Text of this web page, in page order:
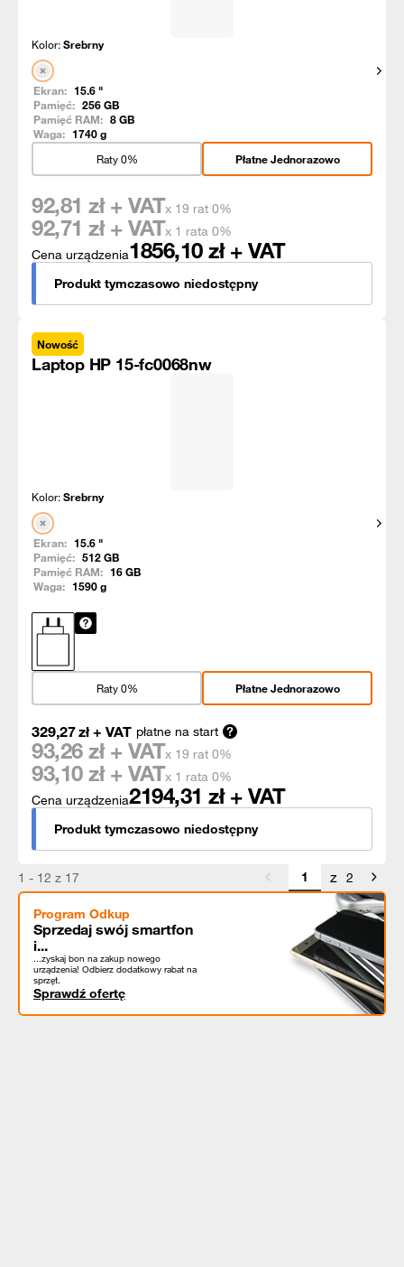
Kolor:Srebrny
Ekran: 15.6 "
Pamięć: 256GB
Pamięć RAM: 8GB
Waga: 1740g
Płatne Jednorazowo
Raty 0%
Cena urządzenia1856,10 zł + VAT
92,81 zł + VATx 19 rat 0%
92,71 zł + VATx 1 rata 0%
Produkt tymczasowo niedostępny
Nowość
Laptop HP 15-fc0068nw
Kolor:Srebrny
Ekran: 15.6 "
Pamięć: 512GB
Pamięć RAM: 16GB
Waga: 1590g
Płatne Jednorazowo
Raty 0%
Cena urządzenia2194,31 zł + VAT
329,27zł+ VAT płatne na start
93,26 zł + VATx 19 rat 0%
93,10 zł + VATx 1 rata 0%
Produkt tymczasowo niedostępny
1 - 12 z 17 z 2
Program Odkup
Sprzedaj swój smartfon
i...
...zyskaj bon na zakup nowego
urządzenia! Odbierz dodatkowy rabat na
sprzęt.
Sprawdź ofertę